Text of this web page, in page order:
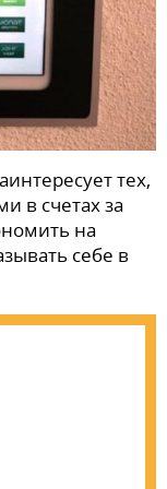
тех,
в счетах за
на
себе в